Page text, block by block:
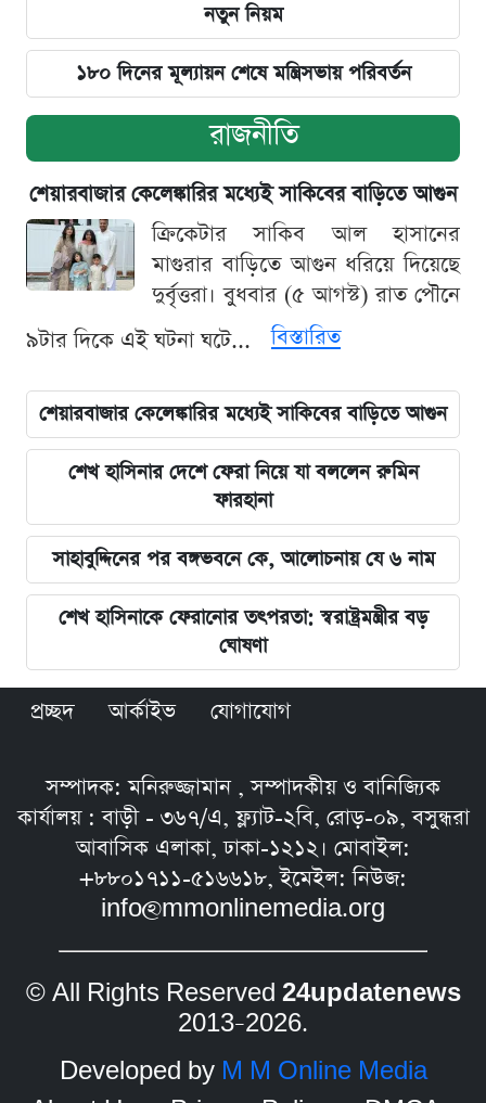
নতুন নিয়ম
১৮০ দিনের মূল্যায়ন শেষে মন্ত্রিসভায় পরিবর্তন
রাজনীতি
শেয়ারবাজার কেলেঙ্কারির মধ্যেই সাকিবের বাড়িতে আগুন
ক্রিকেটার সাকিব আল হাসানের
মাগুরার বাড়িতে আগুন ধরিয়ে দিয়েছে
দুর্বৃত্তরা। বুধবার (৫ আগস্ট) রাত পৌনে
৯টার দিকে এই ঘটনা ঘটে...
বিস্তারিত
শেয়ারবাজার কেলেঙ্কারির মধ্যেই সাকিবের বাড়িতে আগুন
শেখ হাসিনার দেশে ফেরা নিয়ে যা বললেন রুমিন
ফারহানা
সাহাবুদ্দিনের পর বঙ্গভবনে কে, আলোচনায় যে ৬ নাম
শেখ হাসিনাকে ফেরানোর তৎপরতা: স্বরাষ্ট্রমন্ত্রীর বড়
ঘোষণা
প্রচ্ছদ আর্কাইভ যোগাযোগ
সম্পাদক: মনিরুজ্জামান , সম্পাদকীয় ও বানিজ্যিক
কার্যালয় : বাড়ী - ৩৬৭/এ, ফ্ল্যাট-২বি, রোড়-০৯, বসুন্ধরা
আবাসিক এলাকা, ঢাকা-১২১২। মোবাইল:
+৮৮০১৭১১-৫১৬৬১৮, ইমেইল: নিউজ:
info@mmonlinemedia.org
© All Rights Reserved 24updatenews
2013–2026.
Developed by M M Online Media